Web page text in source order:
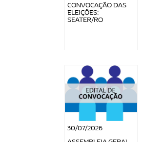
CONVOCAÇÃO DAS
ELEIÇÕES:
SEATER/RO
30/07/2026